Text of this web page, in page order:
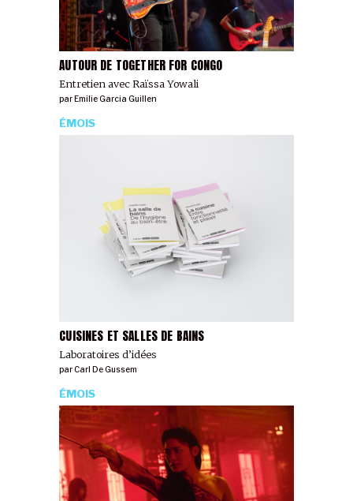
AUTOUR DE TOGETHER FOR CONGO
Entretien avec Raïssa Yowali
parEmilie Garcia Guillen
CUISINES ET SALLES DE BAINS
Laboratoires d’idées
ÉMOIS
parCarl De Gussem
ÉMOIS